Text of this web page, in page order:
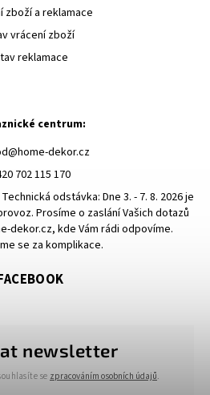
zboží a reklamace
vrácení zboží
reklamace
newsletter
se zpracováním osobních údajů.
centrum:
@home-dekor.cz
702 115 170
odstávka: Dne 3. - 7. 8. 2026 je
Prosíme o zaslání Vašich dotazů
dekor.cz, kde Vám rádi odpovíme.
se za komplikace.